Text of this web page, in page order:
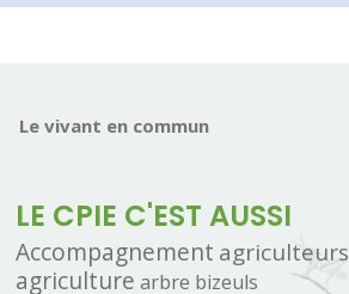
Le vivant en commun
LE CPIE C'EST AUSSI
Accompagnement agriculteurs
agriculture arbre bizeuls